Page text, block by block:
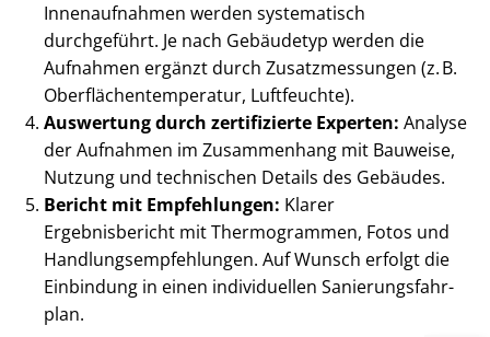
Innenaufnahmen werden systematisch
durchgeführt. Je nach Gebäudetyp werden die
Aufnahmen ergänzt durch Zusatzmessungen (z. B.
Ober­flä­chen­tem­pe­ra­tur, Luftfeuchte).
Auswertung durch zertifizierte Experten: Analyse
der Aufnahmen im Zusammenhang mit Bauweise,
Nutzung und technischen Details des Gebäudes.
Bericht mit Empfehlungen: Klarer
Ergebnisbericht mit Thermogrammen, Fotos und
Hand­lungs­emp­feh­lun­gen. Auf Wunsch erfolgt die
Einbindung in einen individuellen Sa­nie­rungs­fahr­
plan.